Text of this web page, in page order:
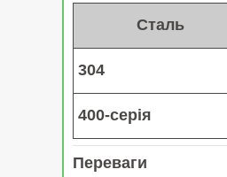
Сталь
304
400-серія
Переваги